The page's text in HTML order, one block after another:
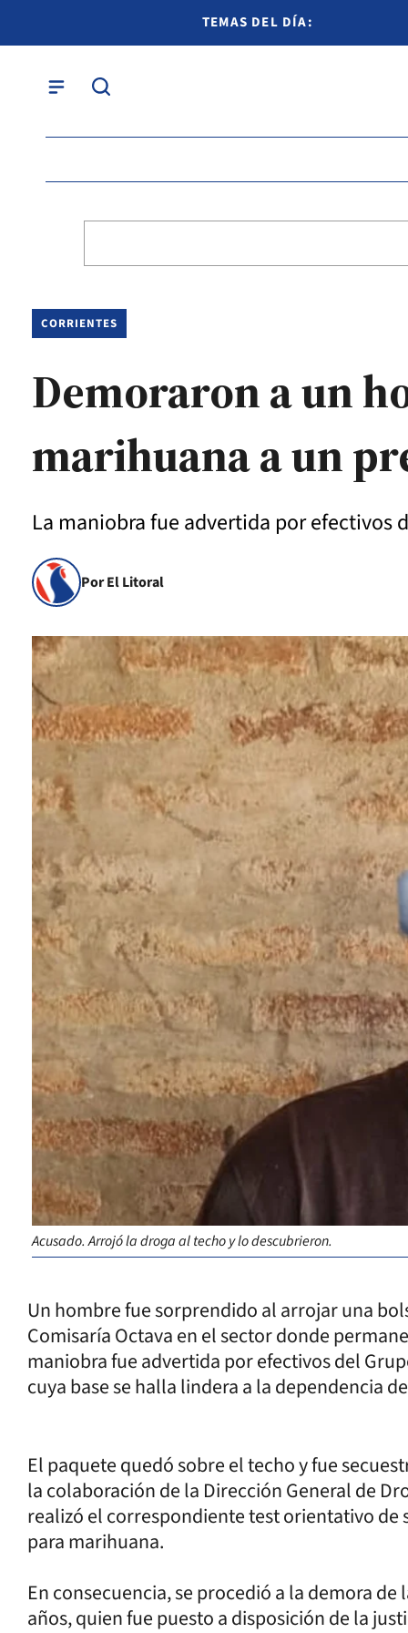
TEMAS DEL DÍA:
CORRIENTES
Demoraron a un
marihuana a un
La maniobra fue advertida por efectivos
Por El Litoral
Acusado. Arrojó la droga al techo y lo descubrieron.
Un hombre fue sorprendido al arrojar una
Comisaría Octava en el sector donde
maniobra fue advertida por efectivos del
cuya base se halla lindera a la dependencia
El paquete quedó sobre el techo y fue
la colaboración de la Dirección General de
realizó el correspondiente test orientativo
para marihuana.
En consecuencia, se procedió a la demora
años, quien fue puesto a disposición de la